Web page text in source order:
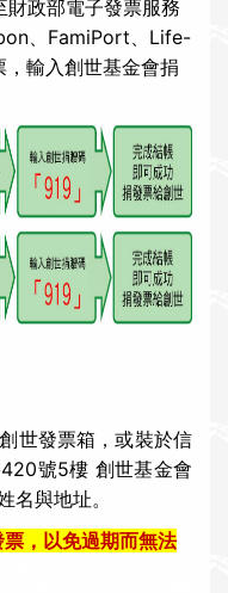
政部電子發票服務
、FamiPort、Life-
輸入創世基金會捐
世發票箱，或裝於信
號5樓 創世基金會
名與地址。
，以免過期而無法